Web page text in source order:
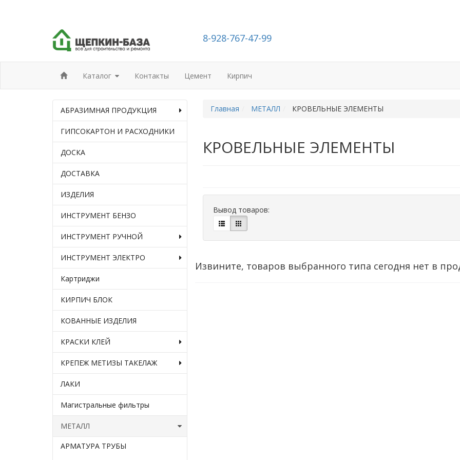
8-928-767-47-99
Каталог Контакты Цемент Кирпич
АБРАЗИМНАЯ ПРОДУКЦИЯ
ГИПСОКАРТОН И РАСХОДНИКИ
ДОСКА
ДОСТАВКА
ИЗДЕЛИЯ
ИНСТРУМЕНТ БЕНЗО
ИНСТРУМЕНТ РУЧНОЙ
ИНСТРУМЕНТ ЭЛЕКТРО
Картриджи
КИРПИЧ БЛОК
КОВАННЫЕ ИЗДЕЛИЯ
КРАСКИ КЛЕЙ
КРЕПЕЖ МЕТИЗЫ ТАКЕЛАЖ
ЛАКИ
Магистральные фильтры
МЕТАЛЛ
АРМАТУРА ТРУБЫ
Главная МЕТАЛЛ КРОВЕЛЬНЫЕ ЭЛЕМЕНТЫ
КРОВЕЛЬНЫЕ ЭЛЕМЕНТЫ
Вывод товаров:
Извините, товаров выбранного типа сегодня нет в